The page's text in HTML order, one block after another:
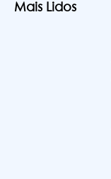
Mais Lidos